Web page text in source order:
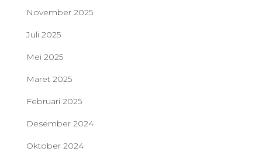
November 2025
Juli 2025
Mei 2025
Maret 2025
Februari 2025
Desember 2024
Oktober 2024